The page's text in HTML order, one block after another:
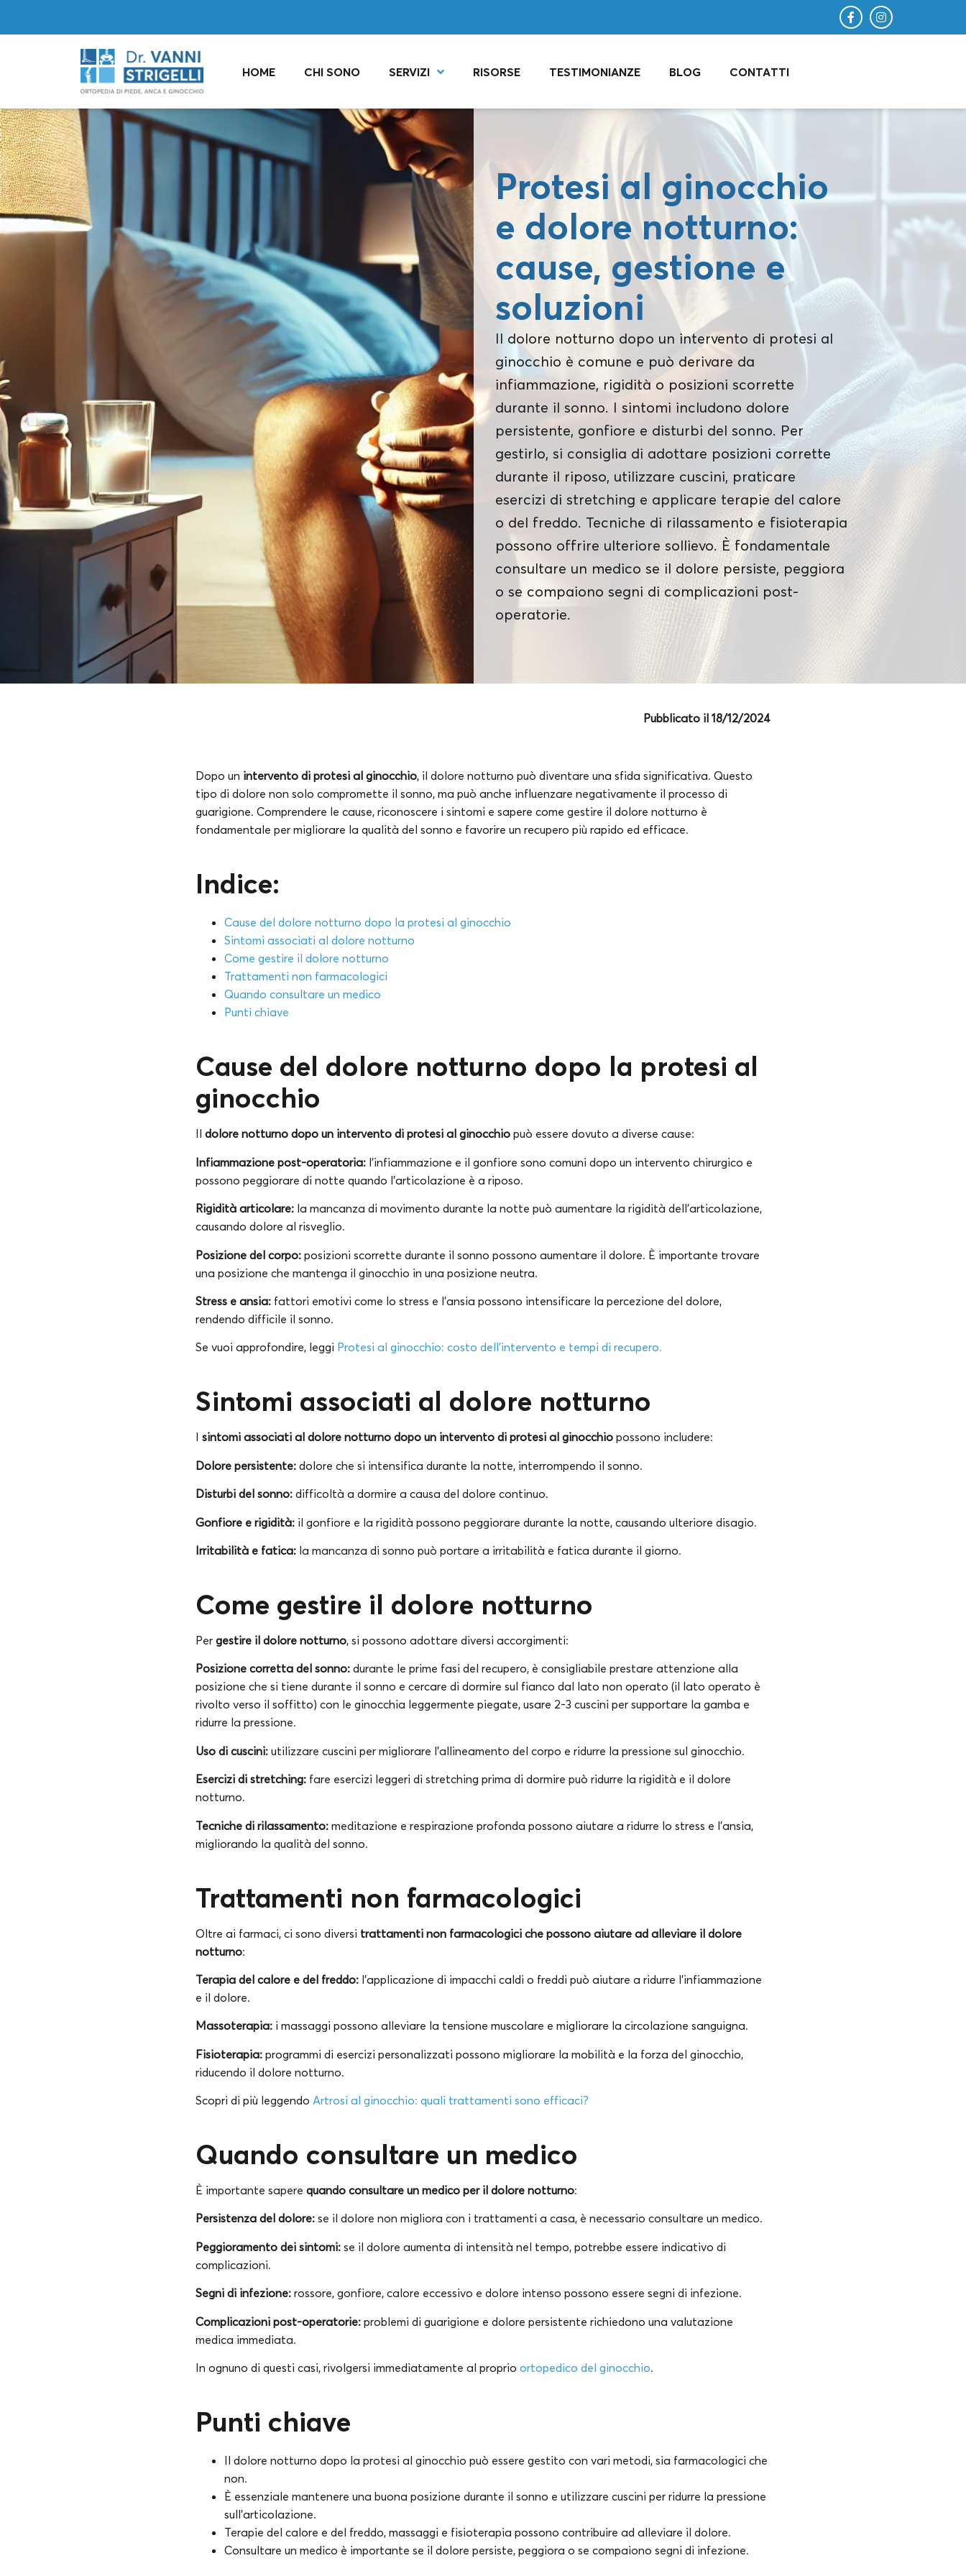
HOME CHI SONO SERVIZI RISORSE TESTIMONIANZE BLOG CONTATTI
Protesi al ginocchio
e dolore notturno:
cause, gestione e
soluzioni
Il dolore notturno dopo un intervento di protesi al
ginocchio è comune e può derivare da
infiammazione, rigidità o posizioni scorrette
durante il sonno. I sintomi includono dolore
persistente, gonfiore e disturbi del sonno. Per
gestirlo, si consiglia di adottare posizioni corrette
durante il riposo, utilizzare cuscini, praticare
esercizi di stretching e applicare terapie del calore
o del freddo. Tecniche di rilassamento e fisioterapia
possono offrire ulteriore sollievo. È fondamentale
consultare un medico se il dolore persiste, peggiora
o se compaiono segni di complicazioni post-
operatorie.
Pubblicato il 18/12/2024
Dopo un intervento di protesi al ginocchio, il dolore notturno può diventare una sfida significativa. Questo
tipo di dolore non solo compromette il sonno, ma può anche influenzare negativamente il processo di
guarigione. Comprendere le cause, riconoscere i sintomi e sapere come gestire il dolore notturno è
fondamentale per migliorare la qualità del sonno e favorire un recupero più rapido ed efficace.
Indice:
Cause del dolore notturno dopo la protesi al ginocchio
Sintomi associati al dolore notturno
Come gestire il dolore notturno
Trattamenti non farmacologici
Quando consultare un medico
Punti chiave
Cause del dolore notturno dopo la protesi al
ginocchio
Il dolore notturno dopo un intervento di protesi al ginocchio può essere dovuto a diverse cause:
Infiammazione post-operatoria: l’infiammazione e il gonfiore sono comuni dopo un intervento chirurgico e
possono peggiorare di notte quando l’articolazione è a riposo.
Rigidità articolare: la mancanza di movimento durante la notte può aumentare la rigidità dell’articolazione,
causando dolore al risveglio.
Posizione del corpo: posizioni scorrette durante il sonno possono aumentare il dolore. È importante trovare
una posizione che mantenga il ginocchio in una posizione neutra.
Stress e ansia: fattori emotivi come lo stress e l’ansia possono intensificare la percezione del dolore,
rendendo difficile il sonno.
Se vuoi approfondire, leggi Protesi al ginocchio: costo dell’intervento e tempi di recupero.
Sintomi associati al dolore notturno
I sintomi associati al dolore notturno dopo un intervento di protesi al ginocchio possono includere:
Dolore persistente: dolore che si intensifica durante la notte, interrompendo il sonno.
Disturbi del sonno: difficoltà a dormire a causa del dolore continuo.
Gonfiore e rigidità: il gonfiore e la rigidità possono peggiorare durante la notte, causando ulteriore disagio.
Irritabilità e fatica: la mancanza di sonno può portare a irritabilità e fatica durante il giorno.
Come gestire il dolore notturno
Per gestire il dolore notturno, si possono adottare diversi accorgimenti:
Posizione corretta del sonno: durante le prime fasi del recupero, è consigliabile prestare attenzione alla
posizione che si tiene durante il sonno e cercare di dormire sul fianco dal lato non operato (il lato operato è
rivolto verso il soffitto) con le ginocchia leggermente piegate, usare 2-3 cuscini per supportare la gamba e
ridurre la pressione.
Uso di cuscini: utilizzare cuscini per migliorare l’allineamento del corpo e ridurre la pressione sul ginocchio.
Esercizi di stretching: fare esercizi leggeri di stretching prima di dormire può ridurre la rigidità e il dolore
notturno.
Tecniche di rilassamento: meditazione e respirazione profonda possono aiutare a ridurre lo stress e l’ansia,
migliorando la qualità del sonno.
Trattamenti non farmacologici
Oltre ai farmaci, ci sono diversi trattamenti non farmacologici che possono aiutare ad alleviare il dolore
notturno:
Terapia del calore e del freddo: l’applicazione di impacchi caldi o freddi può aiutare a ridurre l’infiammazione
e il dolore.
Massoterapia: i massaggi possono alleviare la tensione muscolare e migliorare la circolazione sanguigna.
Fisioterapia: programmi di esercizi personalizzati possono migliorare la mobilità e la forza del ginocchio,
riducendo il dolore notturno.
Scopri di più leggendo Artrosi al ginocchio: quali trattamenti sono efficaci?
Quando consultare un medico
È importante sapere quando consultare un medico per il dolore notturno:
Persistenza del dolore: se il dolore non migliora con i trattamenti a casa, è necessario consultare un medico.
Peggioramento dei sintomi: se il dolore aumenta di intensità nel tempo, potrebbe essere indicativo di
complicazioni.
Segni di infezione: rossore, gonfiore, calore eccessivo e dolore intenso possono essere segni di infezione.
Complicazioni post-operatorie: problemi di guarigione e dolore persistente richiedono una valutazione
medica immediata.
In ognuno di questi casi, rivolgersi immediatamente al proprio ortopedico del ginocchio.
Punti chiave
Il dolore notturno dopo la protesi al ginocchio può essere gestito con vari metodi, sia farmacologici che
non.
È essenziale mantenere una buona posizione durante il sonno e utilizzare cuscini per ridurre la pressione
sull’articolazione.
Terapie del calore e del freddo, massaggi e fisioterapia possono contribuire ad alleviare il dolore.
Consultare un medico è importante se il dolore persiste, peggiora o se compaiono segni di infezione.